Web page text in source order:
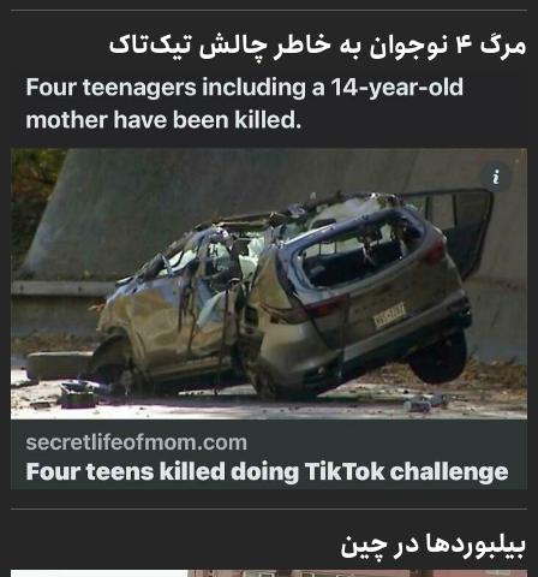
مرگ ۴ نوجوان به خاطر چالش تیک‌تاک
بیلبوردها در چین